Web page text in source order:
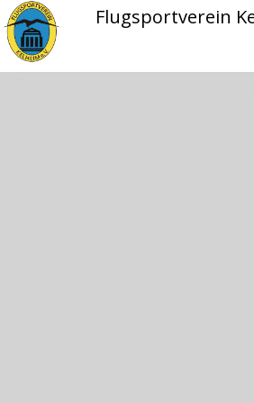
Flugsportverein